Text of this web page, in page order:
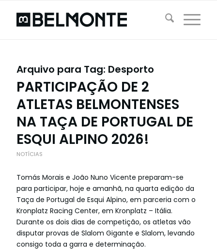
Arquivo para Tag: Desporto
PARTICIPAÇÃO DE 2
ATLETAS BELMONTENSES
NA TAÇA DE PORTUGAL DE
ESQUI ALPINO 2026!
NOTÍCIAS
Tomás Morais e João Nuno Vicente preparam-se
para participar, hoje e amanhã, na quarta edição da
Taça de Portugal de Esqui Alpino, em parceria com o
Kronplatz Racing Center, em Kronplatz – Itália.
Durante os dois dias de competição, os atletas vão
disputar provas de Slalom Gigante e Slalom, levando
consigo toda a garra e determinação.